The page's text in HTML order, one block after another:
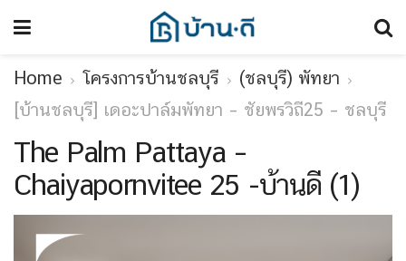
Home โครงการบ้านชลบุรี
(ชลบุรี) พัทยา
[บ้านชลบุรี] เดอะปาล์มพัทยา – ชัยพรวิถี25 – ชลบุรี
The Palm Pattaya –
Chaiyapornvitee 25 -บ้านดี (1)